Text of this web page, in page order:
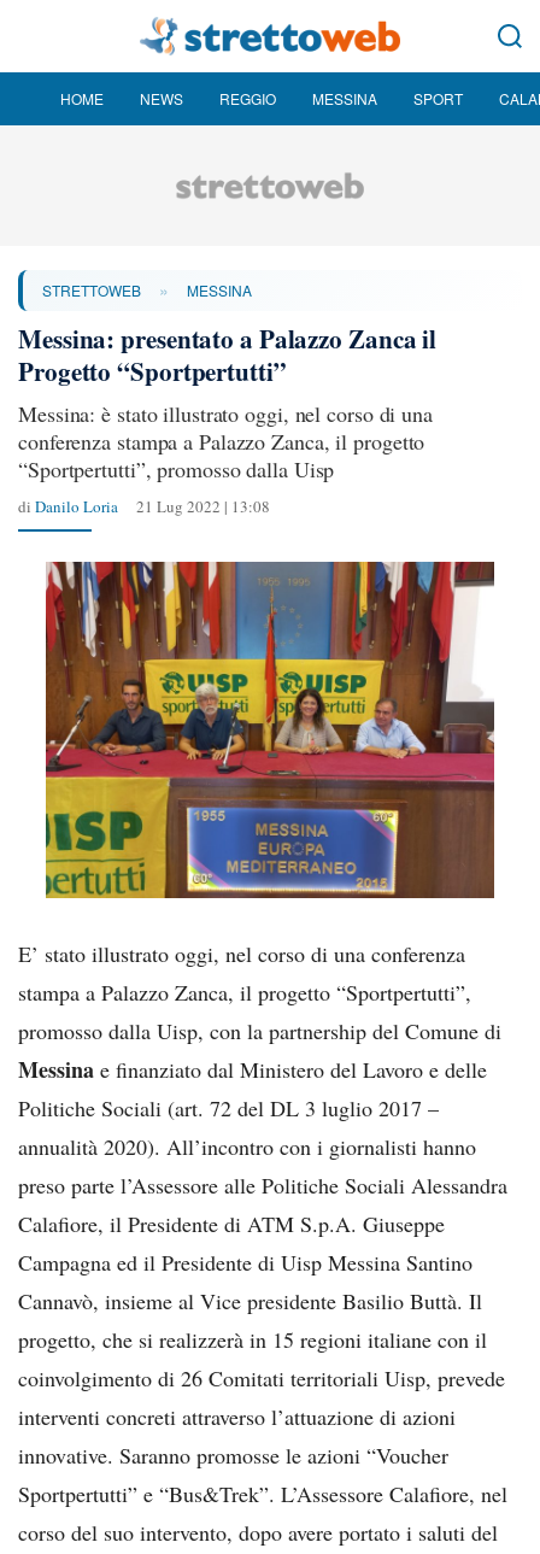
HOME NEWS REGGIO MESSINA SPORT
STRETTOWEB » MESSINA
Messina: presentato a Palazzo Zanca il
Progetto “Sportpertutti”
Messina: è stato illustrato oggi, nel corso di una
conferenza stampa a Palazzo Zanca, il progetto
“Sportpertutti”, promosso dalla Uisp
di Danilo Loria 21 Lug 2022 | 13:08
E’ stato illustrato oggi, nel corso di una conferenza
stampa a Palazzo Zanca, il progetto “Sportpertutti”,
promosso dalla Uisp, con la partnership del Comune di
Messina e finanziato dal Ministero del Lavoro e delle
Politiche Sociali (art. 72 del DL 3 luglio 2017 –
annualità 2020). All’incontro con i giornalisti hanno
preso parte l’Assessore alle Politiche Sociali Alessandra
Calafiore, il Presidente di ATM S.p.A. Giuseppe
Campagna ed il Presidente di Uisp Messina Santino
Cannavò, insieme al Vice presidente Basilio Buttà. Il
progetto, che si realizzerà in 15 regioni italiane con il
coinvolgimento di 26 Comitati territoriali Uisp, prevede
interventi concreti attraverso l’attuazione di azioni
innovative. Saranno promosse le azioni “Voucher
Sportpertutti” e “Bus&Trek”. L’Assessore Calafiore, nel
corso del suo intervento, dopo avere portato i saluti del